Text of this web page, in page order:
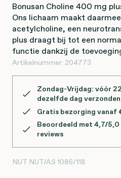
Bonusan Choline 400 mg
Ons lichaam maakt
acetylcholine, een
plus draagt bij tot een
functie dankzij de
Artikelnummer: 204773
Zondag-Vrijdag: vóór
dezelfde dag verzonden
Gratis bezorging vanaf
Beoordeeld met 4,7/
reviews
NUT NUT/AS 1086/118